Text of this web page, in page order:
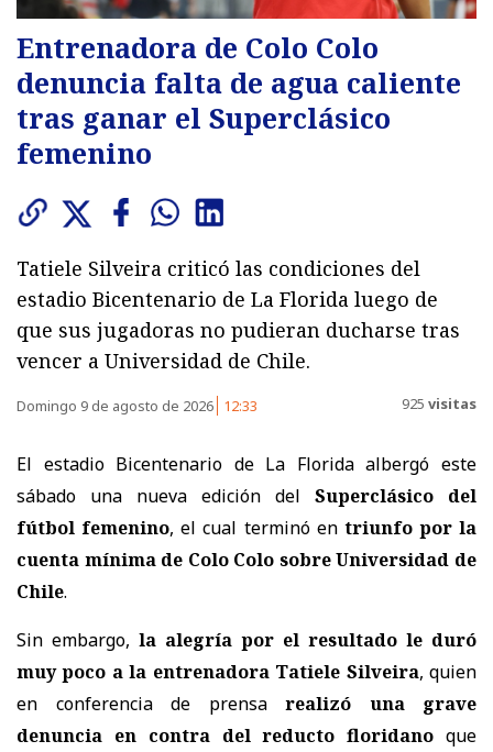
Entrenadora de Colo Colo
denuncia falta de agua caliente
tras ganar el Superclásico
femenino
Tatiele Silveira criticó las condiciones del
estadio Bicentenario de La Florida luego de
que sus jugadoras no pudieran ducharse tras
vencer a Universidad de Chile.
Domingo 9 de agosto de 2026 12:33 925 visitas
El estadio Bicentenario de La Florida albergó este
sábado una nueva edición del Superclásico del
fútbol femenino, el cual terminó en triunfo por la
cuenta mínima de Colo Colo sobre Universidad de
Chile.
Sin embargo, la alegría por el resultado le duró
muy poco a la entrenadora Tatiele Silveira, quien
en conferencia de prensa realizó una grave
denuncia en contra del reducto floridano que